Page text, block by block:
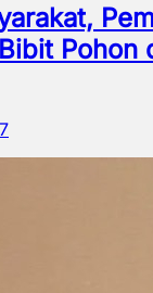
Pohon